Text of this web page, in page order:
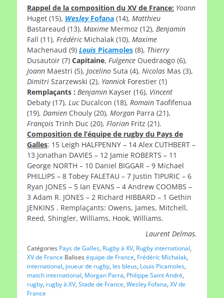
Rappel de la composition du XV de France: Yoann
Huget (15), Wesley Fofana (14), Matthieu
Bastareaud (13), Maxime Mermoz (12), Benjamin
Fall (11), Frédéric Michalak (10), Maxime
Machenaud (9) Louis Picamoles (8), Thierry
Dusautoir (7) Capitaine, Fulgence Ouedraogo (6),
Joann Maestri (5), Jocelino Suta (4), Nicolas Mas (3),
Dimitri Szarzewski (2), Yannick Forestier (1)
Remplaçants : Benjamin Kayser (16), Vincent
Debaty (17), Luc Ducalcon (18), Romain Taofifenua
(19), Damien Chouly (20), Morgan Parra (21),
François Trinh Duc (20), Florian Fritz (21).
Composition de l’équipe de rugby du Pays de
Galles: 15 Leigh HALFPENNY – 14 Alex CUTHBERT –
13 Jonathan DAVIES – 12 Jamie ROBERTS – 11
George NORTH – 10 Daniel BIGGAR – 9 Michael
PHILLIPS – 8 Tobey FALETAU – 7 Justin TIPURIC – 6
Ryan JONES – 5 Ian EVANS – 4 Andrew COOMBS –
3 Adam R. JONES – 2 Richard HIBBARD – 1 Gethin
JENKINS . Remplaçants: Owens, James, Mitchell,
Reed, Shingler, Williams, Hook, Williams.
Laurent Delmas.
Catégories Pays de Galles, Rugby à XV, Rugby international,
XV de France Baliseséquipe de France, Frédéric Michalak,
international, joueur de rugby, les bleus, Louis Picamoles,
match international, Morgan Parra, Philippe Saint André,
rugby, rugby à XV, Stade de France, Wesley Fofana, XV de
France